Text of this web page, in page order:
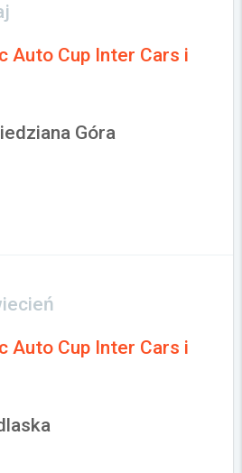
Auto Cup Inter Cars i
Góra
Auto Cup Inter Cars i